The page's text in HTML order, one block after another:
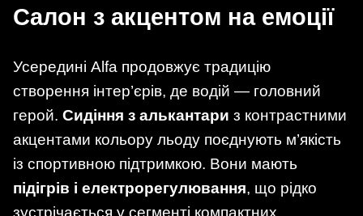
Салон з акцентом на емоції
Усередині Alfa продовжує традицію
створення інтер’єрів, де водій — головний
герой. Сидіння з алькантари з контрастними
акцентами кольору льоду поєднують м’якість
із спортивною підтримкою. Вони мають
підігрів і електрорегулювання, що рідко
зустрічається у сегменті компактних